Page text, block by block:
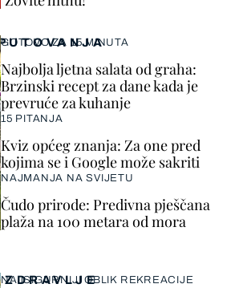
ZDRAVLJE
NAJSIGURNIJI OBLIK REKREACIJE
PUTOVANJA
GOTOVO ZA 15 MINUTA
Najbolja ljetna salata od graha:
Brzinski recept za dane kada je
prevruće za kuhanje
15 PITANJA
Kviz općeg znanja: Za one pred
kojima se i Google može sakriti
NAJMANJA NA SVIJETU
Čudo prirode: Predivna pješčana
plaža na 100 metara od mora